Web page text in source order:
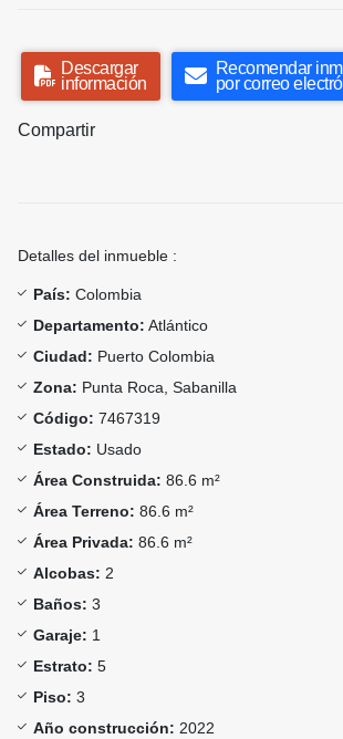
Descargar
información
Recomendar
por correo
Compartir
Detalles del inmueble :
País: Colombia
Departamento: Atlántico
Ciudad: Puerto Colombia
Zona: Punta Roca, Sabanilla
Código: 7467319
Estado: Usado
Área Construida: 86.6 m²
Área Terreno: 86.6 m²
Área Privada: 86.6 m²
Alcobas: 2
Baños: 3
Garaje: 1
Estrato: 5
Piso: 3
Año construcción: 2022